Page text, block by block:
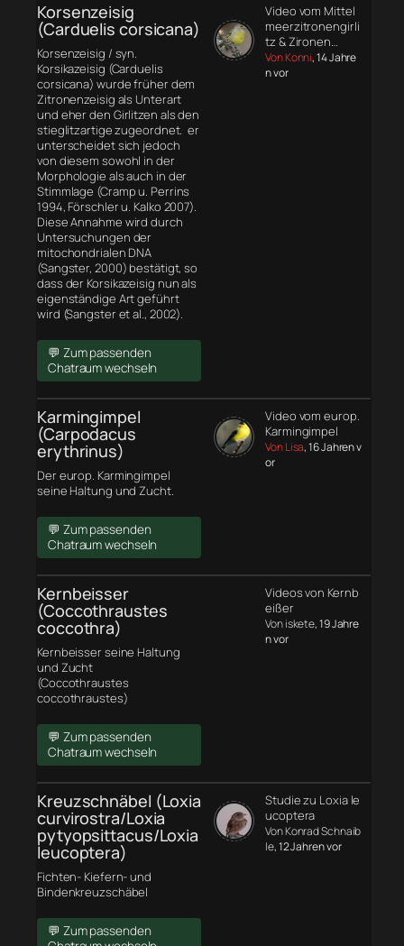
Korsenzeisig
(Carduelis corsicana)
Korsenzeisig / syn.
Korsikazeisig (Carduelis
corsicana) wurde früher dem
Zitronenzeisig als Unterart
und eher den Girlitzen als den
stieglitzartige zugeordnet. er
unterscheidet sich jedoch
von diesem sowohl in der
Morphologie als auch in der
Stimmlage (Cramp u. Perrins
1994, Förschler u. Kalko 2007).
Diese Annahme wird durch
Untersuchungen der
mitochondrialen DNA
(Sangster, 2000) bestätigt, so
dass der Korsikazeisig nun als
eigenständige Art geführt
wird (Sangster et al., 2002).
💬 Zum passenden
Chatraum wechseln
Video vom Mittel
meerzitronengirli
tz & Zironen…
Von Konni, 14 Jahre
n vor
Karmingimpel
(Carpodacus
erythrinus)
Der europ. Karmingimpel
seine Haltung und Zucht.
💬 Zum passenden
Chatraum wechseln
Video vom europ.
Karmingimpel
Von Lisa, 16 Jahren v
or
Kernbeisser
(Coccothraustes
coccothra)
Kernbeisser seine Haltung
und Zucht
(Coccothraustes
coccothraustes)
💬 Zum passenden
Chatraum wechseln
Videos von Kernb
eißer
Von iskete, 19 Jahre
n vor
Kreuzschnäbel (Loxia
curvirostra/Loxia
pytyopsittacus/Loxia
leucoptera)
Fichten- Kiefern- und
Bindenkreuzschäbel
💬 Zum passenden
Studie zu Loxia le
ucoptera
Von Konrad Schnaib
le, 12 Jahren vor